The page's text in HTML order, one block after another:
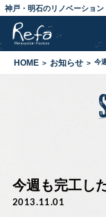
神戸・明石のリノベーション
HOME お知らせ 今
今週も完工し
2013.11.01